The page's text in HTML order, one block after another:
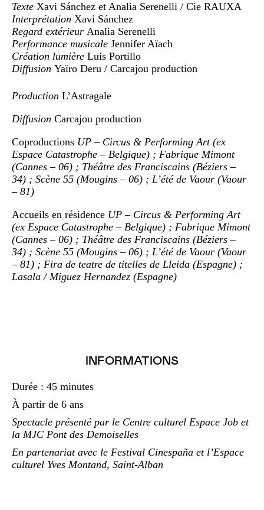
Texte Xavi Sánchez et Analia Serenelli / Cie RAUXA
Interprétation Xavi Sánchez
Regard extérieur Analia Serenelli
Performance musicale Jennifer Aïach
Création lumière Luis Portillo
Diffusion Yaïro Deru / Carcajou production
Production L’Astragale
Diffusion Carcajou production
Coproductions UP – Circus & Performing Art (ex
Espace Catastrophe – Belgique) ; Fabrique Mimont
(Cannes – 06) ; Théâtre des Franciscains (Béziers –
34) ; Scène 55 (Mougins – 06) ; L’été de Vaour (Vaour
– 81)
Accueils en résidence UP – Circus & Performing Art
(ex Espace Catastrophe – Belgique) ; Fabrique Mimont
(Cannes – 06) ; Théâtre des Franciscains (Béziers –
34) ; Scène 55 (Mougins – 06) ; L’été de Vaour (Vaour
– 81) ; Fira de teatre de titelles de Lleida (Espagne) ;
Lasala / Miguez Hernandez (Espagne)
INFORMATIONS
Durée : 45 minutes
À partir de 6 ans
Spectacle présenté par le Centre culturel Espace Job et
la MJC Pont des Demoiselles
En partenariat avec le Festival Cinespaña et l’Espace
culturel Yves Montand, Saint-Alban